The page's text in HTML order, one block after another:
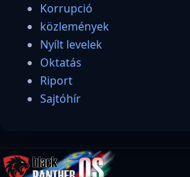
Korrupció
közlemények
Nyílt levelek
Oktatás
Riport
Sajtóhír